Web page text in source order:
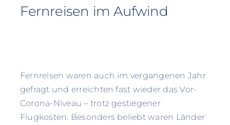
Fernreisen im Aufwind
Fernreisen waren auch im vergangenen Jahr
gefragt und erreichten fast wieder das Vor-
Corona-Niveau – trotz gestiegener
Flugkosten. Besonders beliebt waren Länder